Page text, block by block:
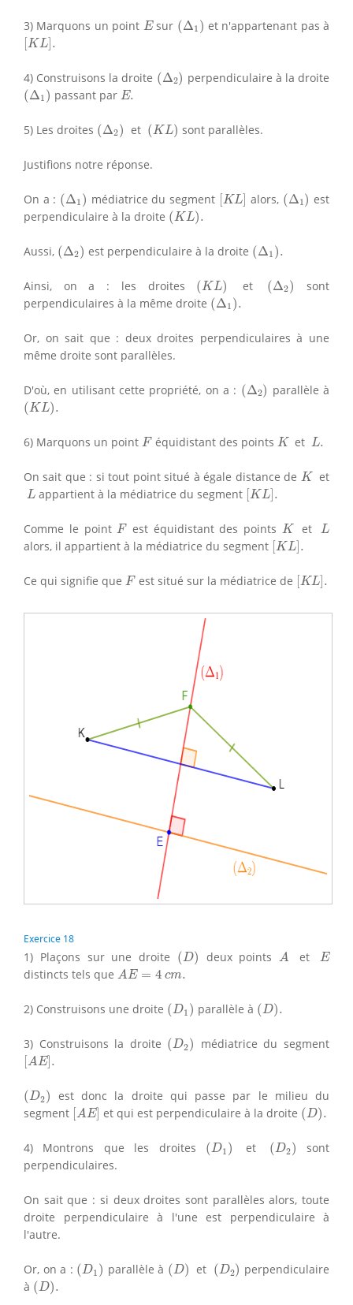
3) Marquons un point E
Esur (Δ1 )
(Δ1 ) et n'appartenant pas à
[KL].
[KL].
4) Construisons la droite (Δ2)
(Δ2 ) perpendiculaire à la droite
(Δ1 )
(Δ1) passant par E.
E.
5) Les droites (Δ2)
(Δ2 ) et (KL)
(KL) sont parallèles.
Justifions notre réponse.
On a : (Δ1 )
(Δ1 ) médiatrice du segment [KL]
[KL] alors, (Δ1)
(Δ1 ) est
perpendiculaire à la droite (KL).
(KL).
Aussi, (Δ2)
(Δ2 ) est perpendiculaire à la droite (Δ1 ).
(Δ1 ).
Ainsi, on a : les droites (KL)
(KL) et (Δ2)
(Δ2 )
sont
perpendiculaires à la même droite (Δ1 ).
(Δ1 ).
Or, on sait que : deux droites perpendiculaires à une
même droite sont parallèles.
D'où, en utilisant cette propriété, on a : (Δ2)
(Δ2 ) parallèle à
(KL).
(KL).
6) Marquons un point F
Féquidistant des points K
K et L.
L
On sait que : si tout point situé à égale distance de K
K et
L
L appartient à la médiatrice du segment [KL].
[KL].
Comme le pointF
F est équidistant des points K
K et L
L
alors, il appartient à la médiatrice du segment [KL].
[KL].
Ce qui signifie que F
Fest situé sur la médiatrice de [KL].
[KL].
Exercice 18
1) Plaçons sur une droite (D)
(D) deux pointsA
A et E
E
distincts tels que AE = 4 cm.
A E= m.
2) Construisons une droite (D1 )
(D1 ) parallèle à (D).
(D).
3) Construisons la droite (D2)
(D2 ) médiatrice du segment
AE] .
[A E].
(D2)
(D2 )
est donc la droite qui passe par le milieu du
segment AE]
[ A E] et qui est perpendiculaire à la droite (D).
(D).
4) Montrons que les droites (D1 )
(D1 ) et (D2)
(D2 )
sont
perpendiculaires.
On sait que : si deux droites sont parallèles alors, toute
droite perpendiculaire à l'une est perpendiculaire à
l'autre.
Or, on a : (D1 )
(D1 ) parallèle à (D)
(D) et (D2)
(D2 ) perpendiculaire
à (D).
(D).